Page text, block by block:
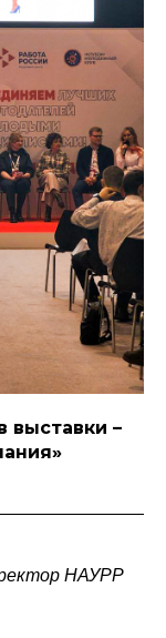
выставки –
НАУРР